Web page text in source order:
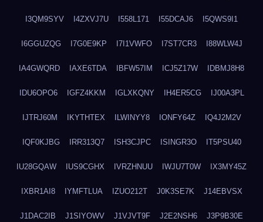
I3QM9SYV I4ZXVJ7U I558L171 I55DCAJ6 I5QWS9I1
I6GGUZQG I7G0E9KP I7I1VWFO I7ST7CR3 I88WLW4J
IA4GWQRD IAXE6TDA IBFW57IM ICJ5Z17W IDBMJ8H8
IDU6OPO6 IGFZ4KKM IGLXKQNY IH4ER5CG IJ00A3PL
IJTRJ60M IKYTHTEX ILWINYY8 IONFY64Z IQ4J2M2V
IQF0KJBG IRR313Q7 ISH3CJPC ISINGR3O IT5PSU40
IU28GQAW IUS9CGHX IVRZHNUU IWJU7T0W IX3MY45Z
IXBR1AI8 IYMFTLUA IZUO212T J0K3SE7K J14EBVSX
J1DAC2IB J1SIYOWV J1VJVT9F J2E2NSH6 J3P9B30E